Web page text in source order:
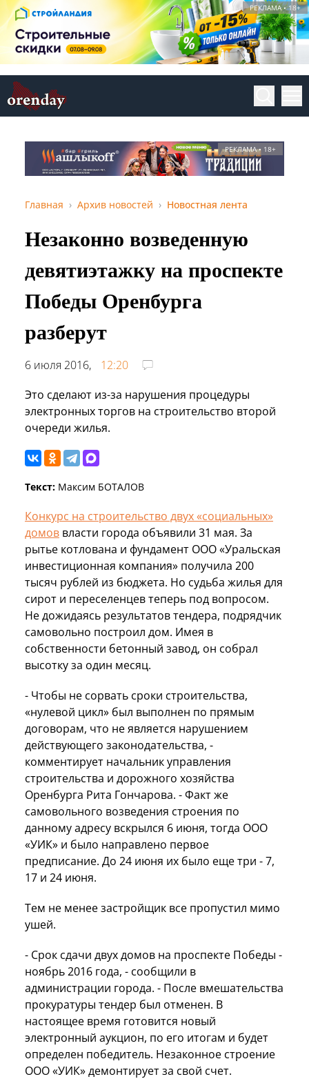
РЕКЛАМА • 18+
РЕКЛАМА • 18+
Главная Архив новостей Новостная лента
Незаконно возведенную
девятиэтажку на проспекте
Победы Оренбурга
разберут
6 июля 2016,
12:20
Это сделают из-за нарушения процедуры
электронных торгов на строительство второй
очереди жилья.
Текст: Максим БОТАЛОВ
Конкурс на строительство двух «социальных»
домов власти города объявили 31 мая. За
рытье котлована и фундамент ООО «Уральская
инвестиционная компания» получила 200
тысяч рублей из бюджета. Но судьба жилья для
сирот и переселенцев теперь под вопросом.
Не дожидаясь результатов тендера, подрядчик
самовольно построил дом. Имея в
собственности бетонный завод, он собрал
высотку за один месяц.
- Чтобы не сорвать сроки строительства,
«нулевой цикл» был выполнен по прямым
договорам, что не является нарушением
действующего законодательства, -
комментирует начальник управления
строительства и дорожного хозяйства
Оренбурга Рита Гончарова. - Факт же
самовольного возведения строения по
данному адресу вскрылся 6 июня, тогда ООО
«УИК» и было направлено первое
предписание. До 24 июня их было еще три - 7,
17 и 24 июня.
Тем не менее застройщик все пропустил мимо
ушей.
- Срок сдачи двух домов на проспекте Победы -
ноябрь 2016 года, - сообщили в
администрации города. - После вмешательства
прокуратуры тендер был отменен. В
настоящее время готовится новый
электронный аукцион, по его итогам и будет
определен победитель. Незаконное строение
ООО «УИК» демонтирует за свой счет.